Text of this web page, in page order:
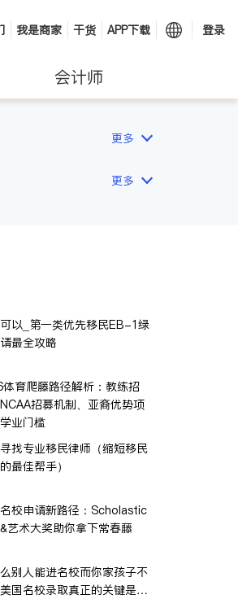
我是商家 干货 APP下载 登录
会计师
更多
更多
以_第一类优先移民EB-1绿
最全攻略
体育爬藤路径解析：教练招
招募机制、亚裔优势项
业门槛
找专业移民律师（缩短移民
最佳帮手）
校申请新路径：Scholastic
艺术大奖助你拿下常春藤
别人能进名校而你家孩子不
国名校录取真正的关键是…